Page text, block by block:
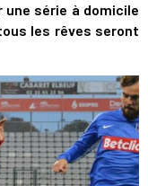
une série à domicile
les rêves seront